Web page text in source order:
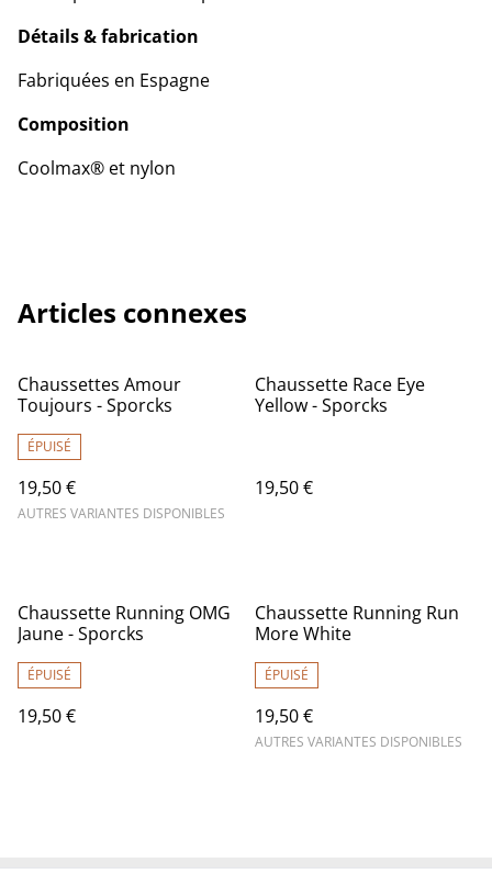
Détails & fabrication
Fabriquées en Espagne
Composition
Coolmax® et nylon
Articles connexes
Chaussettes Amour
Toujours - Sporcks
ÉPUISÉ
19,50 €
AUTRES VARIANTES DISPONIBLES
Chaussette Race Eye
Yellow - Sporcks
19,50 €
Chaussette Running OMG
Jaune - Sporcks
ÉPUISÉ
19,50 €
Chaussette Running Run
More White
ÉPUISÉ
19,50 €
AUTRES VARIANTES DISPONIBLES